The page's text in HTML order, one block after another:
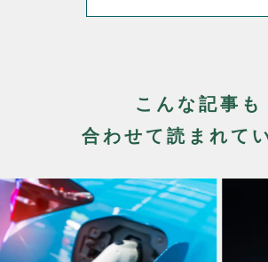
こんな記事も
合わせて読まれて